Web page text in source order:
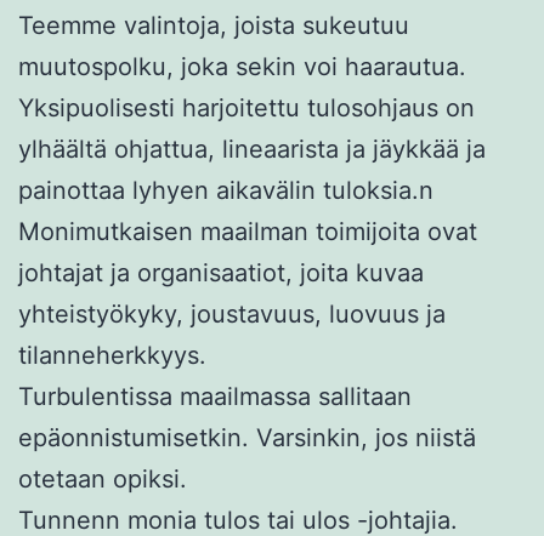
Teemme valintoja, joista sukeutuu
muutospolku, joka sekin voi haarautua.
Yksipuolisesti harjoitettu tulosohjaus on
ylhäältä ohjattua, lineaarista ja jäykkää ja
painottaa lyhyen aikavälin tuloksia.n
Monimutkaisen maailman toimijoita ovat
johtajat ja organisaatiot, joita kuvaa
yhteistyökyky, joustavuus, luovuus ja
tilanneherkkyys.
Turbulentissa maailmassa sallitaan
epäonnistumisetkin. Varsinkin, jos niistä
otetaan opiksi.
Tunnenn monia tulos tai ulos -johtajia.